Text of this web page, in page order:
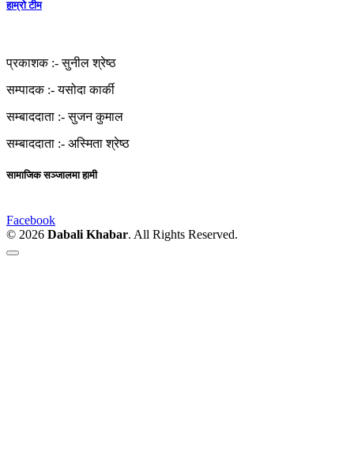
हाम्रो टीम
प्रकाशक :-सुनील श्रेष्ठ
सम्पादक :-यसोदा कार्की
सम्बाददाता :-सुजन कुमाल
सम्बाददाता :- अस्मिता श्रेष्ठ
सामाजिक सञ्जालमा हामी
Facebook
© 2026 Dabali Khabar. All Rights Reserved.